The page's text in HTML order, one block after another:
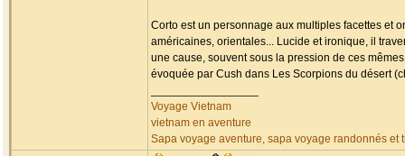
Corto est un personnage aux multiples facettes et
américaines, orientales... Lucide et ironique, il
une cause, souvent sous la pression de ces
évoquée par Cush dans Les Scorpions du désert
Voyage Vietnam
vietnam en aventure
Sapa voyage aventure, sapa voyage randonnés et